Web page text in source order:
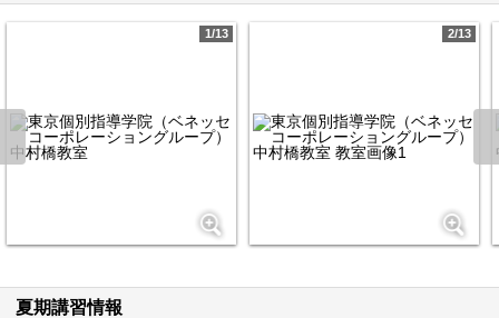
1/13 2/13
夏期講習情報